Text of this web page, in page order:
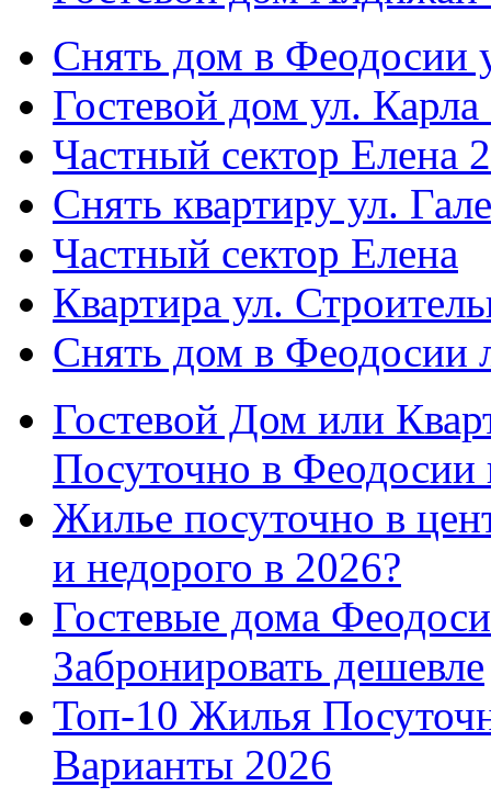
Снять дом в Феодосии
Гостевой дом ул.
Частный сектор Елена 2
Снять квартиру ул.
Частный сектор Елена
Квартира ул.
Снять дом в Феодосии
Гостевой Дом или
Посуточно в Феодосии
Жилье посуточно в
и недорого в 2026?
Гостевые дома
Забронировать дешевле
Топ-10 Жилья
Варианты 2026